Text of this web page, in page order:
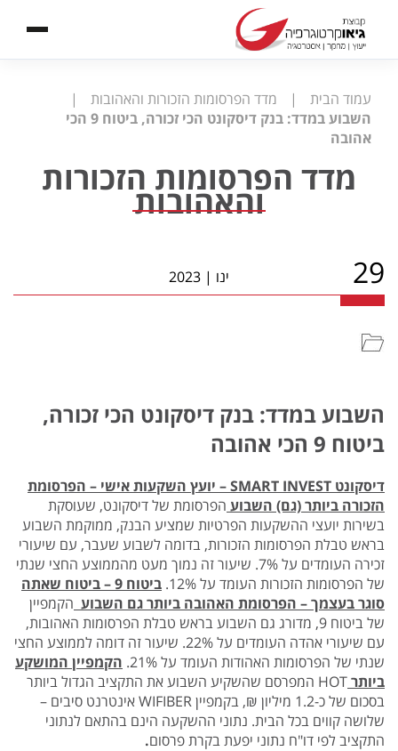
עמוד הבית | מדד הפרסומות הזכורות והאהובות
|
השבוע במדד: בנק דיסקונט הכי זכורה, ביטוח 9 הכי
אהובה
מדד הפרסומות הזכורות
והאהובות
29 ינו |
2023
השבוע במדד: בנק דיסקונט הכי זכורה,
ביטוח 9 הכי אהובה
דיסקונט SMART INVEST– יועץ השקעות אישי – הפרסומת
הזכורה ביותר (גם) השבוע הפרסומת של דיסקונט, שעוסקת
בשירות יועצי ההשקעות הפרטיות שמציע הבנק, ממוקמת השבוע
בראש טבלת הפרסומות הזכורות, בדומה לשבוע שעבר, עם שיעורי
זכירה העומדים על 7%. שיעור זה נמוך מעט מהממוצע החצי שנתי
של הפרסומות הזכורות העומד על 12%.
ביטוח 9 – ביטוח שאתה
סוגר בעצמך– הפרסומת האהובה ביותר גם השבוע הקמפיין
של ביטוח 9, מדורג גם השבוע בראש טבלת הפרסומות האהובות,
עם שיעורי אהדה העומדים על 22%. שיעור זה דומה לממוצע החצי
שנתי של הפרסומות האהודות העומד על 21%.
הקמפיין המושקע
ביותר
HOT המפרסם שהשקיע השבוע את התקציב הגדול ביותר
בסכום של כ-1.2 מיליון ₪, בקמפיין WIFIBER אינטרנט סיבים –
שלושה קווים בכל הבית. נתוני ההשקעה הינם בהתאם לנתוני
התקציב לפי דו"ח נתוני יפעת בקרת פרסום.